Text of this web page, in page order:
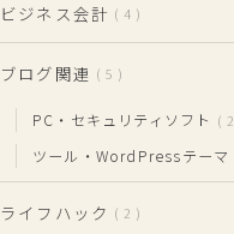
ビジネス会計 4
ブログ関連 5
PC・セキュリティソフト 2
ツール・WordPressテーマ
ライフハック 2